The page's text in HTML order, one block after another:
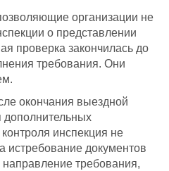
организации не
о представлении
проверка закончилась до
требования. Они
окончания выездной
дополнительных
инспекция не
истребование документов
направление требования,